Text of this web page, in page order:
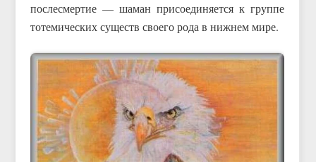
послесмертие — шаман присоединяется к группе
тотемических существ своего рода в нижнем мире.